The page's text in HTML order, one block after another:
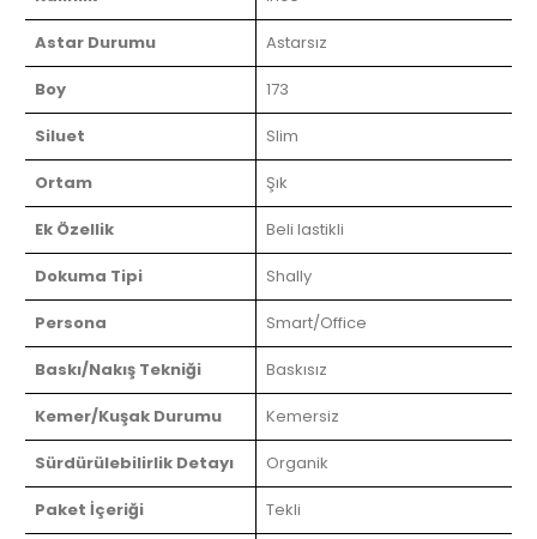
Astar Durumu Astarsız
Boy 173
Siluet Slim
Ortam Şık
Ek Özellik Beli lastikli
Dokuma Tipi Shally
Persona Smart/Office
Baskı/Nakış Tekniği Baskısız
Kemer/Kuşak Durumu Kemersiz
Sürdürülebilirlik Detayı Organik
Paket İçeriği Tekli